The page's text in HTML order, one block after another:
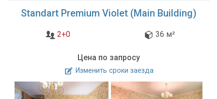
Standart Premium Violet (Main Building)
2+0 36 м²
Цена по запросу
Изменить сроки заезда